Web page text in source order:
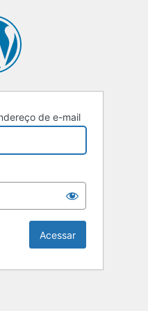
de e-mail